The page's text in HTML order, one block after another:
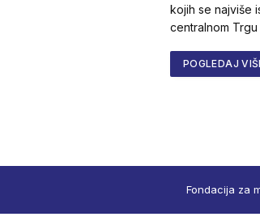
kojih se najviše
centralnom Trgu
POGLEDAJ
Fondacija za